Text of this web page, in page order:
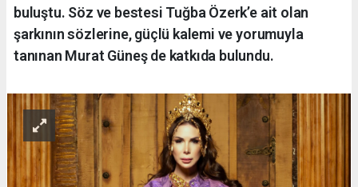
buluştu. Söz ve bestesi Tuğba Özerk’e ait olan
şarkının sözlerine, güçlü kalemi ve yorumuyla
tanınan Murat Güneş de katkıda bulundu.